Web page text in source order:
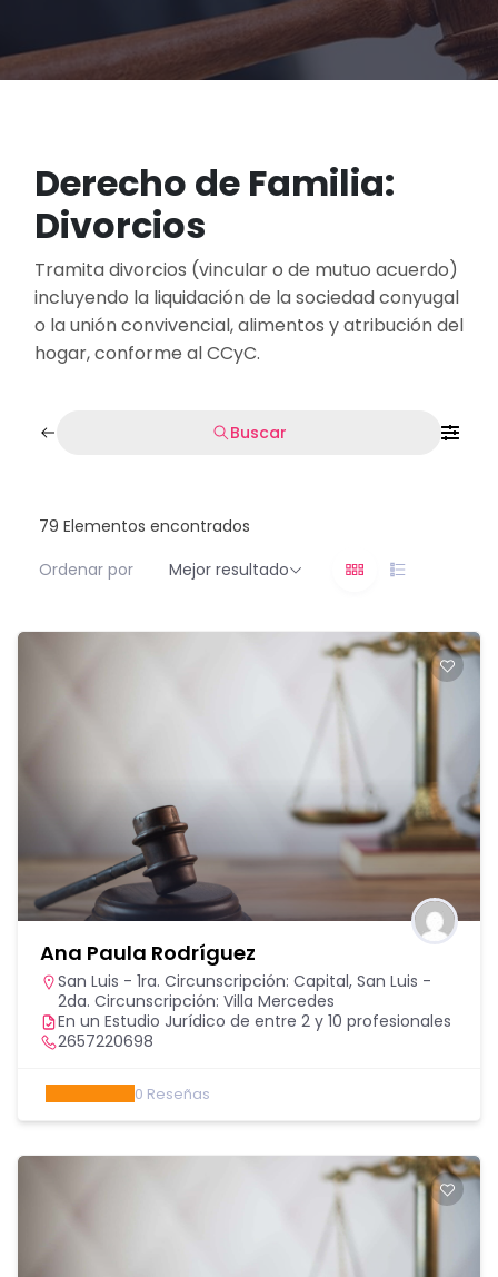
Derecho de Familia:
Divorcios
Tramita divorcios (vincular o de mutuo acuerdo)
incluyendo la liquidación de la sociedad conyugal
o la unión convivencial, alimentos y atribución del
hogar, conforme al CCyC.
Buscar
79 Elementos encontrados
Ordenar por
Mejor resultado
Ana Paula Rodríguez
San Luis - 1ra. Circunscripción: Capital, San Luis -
2da. Circunscripción: Villa Mercedes
En un Estudio Jurídico de entre 2 y 10 profesionales
2657220698
0 Reseñas